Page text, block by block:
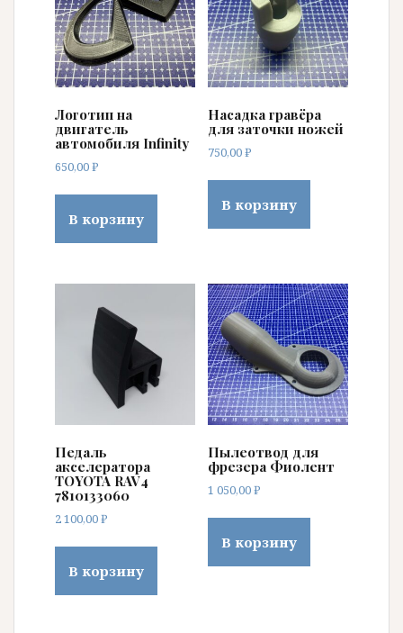
Логотип на
двигатель
автомобиля Infinity
650,00₽
В корзину
Насадка гравёра
для заточки ножей
750,00₽
В корзину
Педаль
акселератора
TOYOTA RAV4
7810133060
2 100,00₽
В корзину
Пылеотвод для
фрезера Фиолент
1 050,00₽
В корзину